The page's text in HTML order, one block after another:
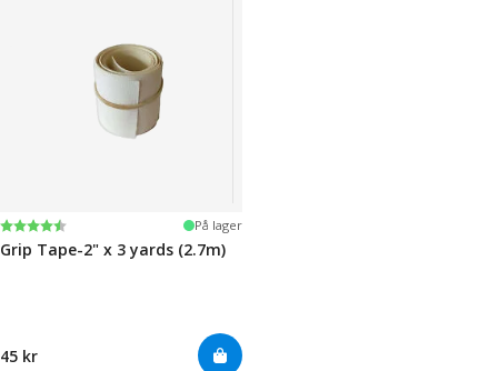
Karakter:
4.5 av 5 mulige På lager
Grip Tape-2" x 3 yards (2.7m)
45 kr